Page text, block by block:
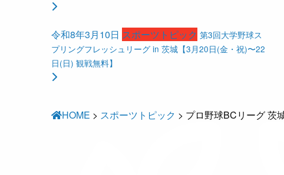
令和8年3月10日 スポーツトピック 第3回大学野球ス
プリングフレッシュリーグ in 茨城【3月20日(金・祝)〜22
日(日) 観戦無料】
HOME > スポーツトピック > プロ野球BCリーグ 茨